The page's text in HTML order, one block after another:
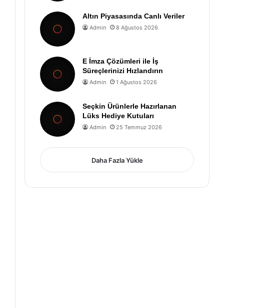
Altın Piyasasında Canlı Veriler
Admin 8 Ağustos 2026
E İmza Çözümleri ile İş
Süreçlerinizi Hızlandırın
Admin 1 Ağustos 2026
Seçkin Ürünlerle Hazırlanan
Lüks Hediye Kutuları
Admin 25 Temmuz 2026
Daha Fazla Yükle